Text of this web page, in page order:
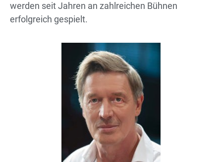
werden seit Jahren an zahlreichen Bühnen
erfolgreich gespielt.